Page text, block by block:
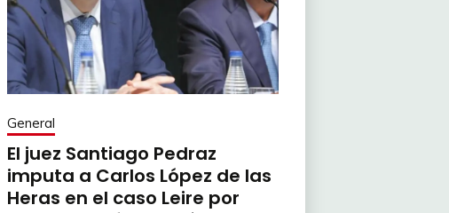
General
El juez Santiago Pedraz
imputa a Carlos López de las
Heras en el caso Leire por